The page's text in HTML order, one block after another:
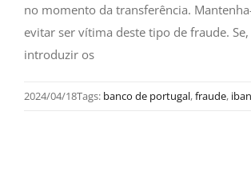
no momento da transferência.
evitar ser vítima deste tipo de fraude.
introduzir os
2024/04/18Tags: banco de portugal,fraude, iban